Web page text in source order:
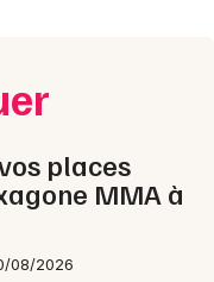
places
MMA à
08/2026